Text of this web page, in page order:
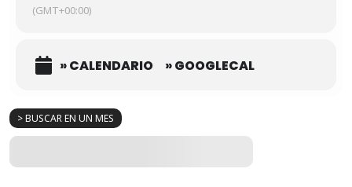
> BUSCAR EN UN MES
(GMT+00:00)
» CALENDARIO » GOOGLECAL